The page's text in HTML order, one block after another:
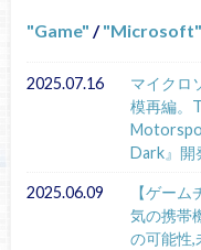
Game / Microsoft
2025.07.16
マイクロ
模再編。
Dark』開
2025.06.09
【ゲー
気の携帯
の可能性,